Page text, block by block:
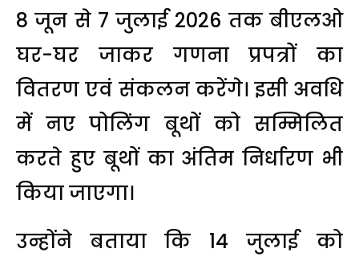
8 जून से 7 जुलाई 2026 तक बीएलओ
घर-घर जाकर गणना प्रपत्रों का
वितरण एवं संकलन करेंगे। इसी अवधि
में नए पोलिंग बूथों को सम्मिलित
करते हुए बूथों का अंतिम निर्धारण भी
किया जाएगा।
उन्होंने बताया कि 14 जुलाई को